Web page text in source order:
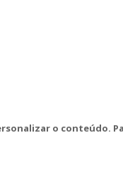
o conteúdo.